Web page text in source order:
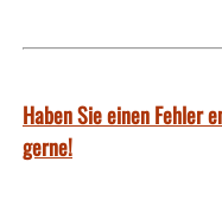
Haben Sie einen Fehler
gerne!